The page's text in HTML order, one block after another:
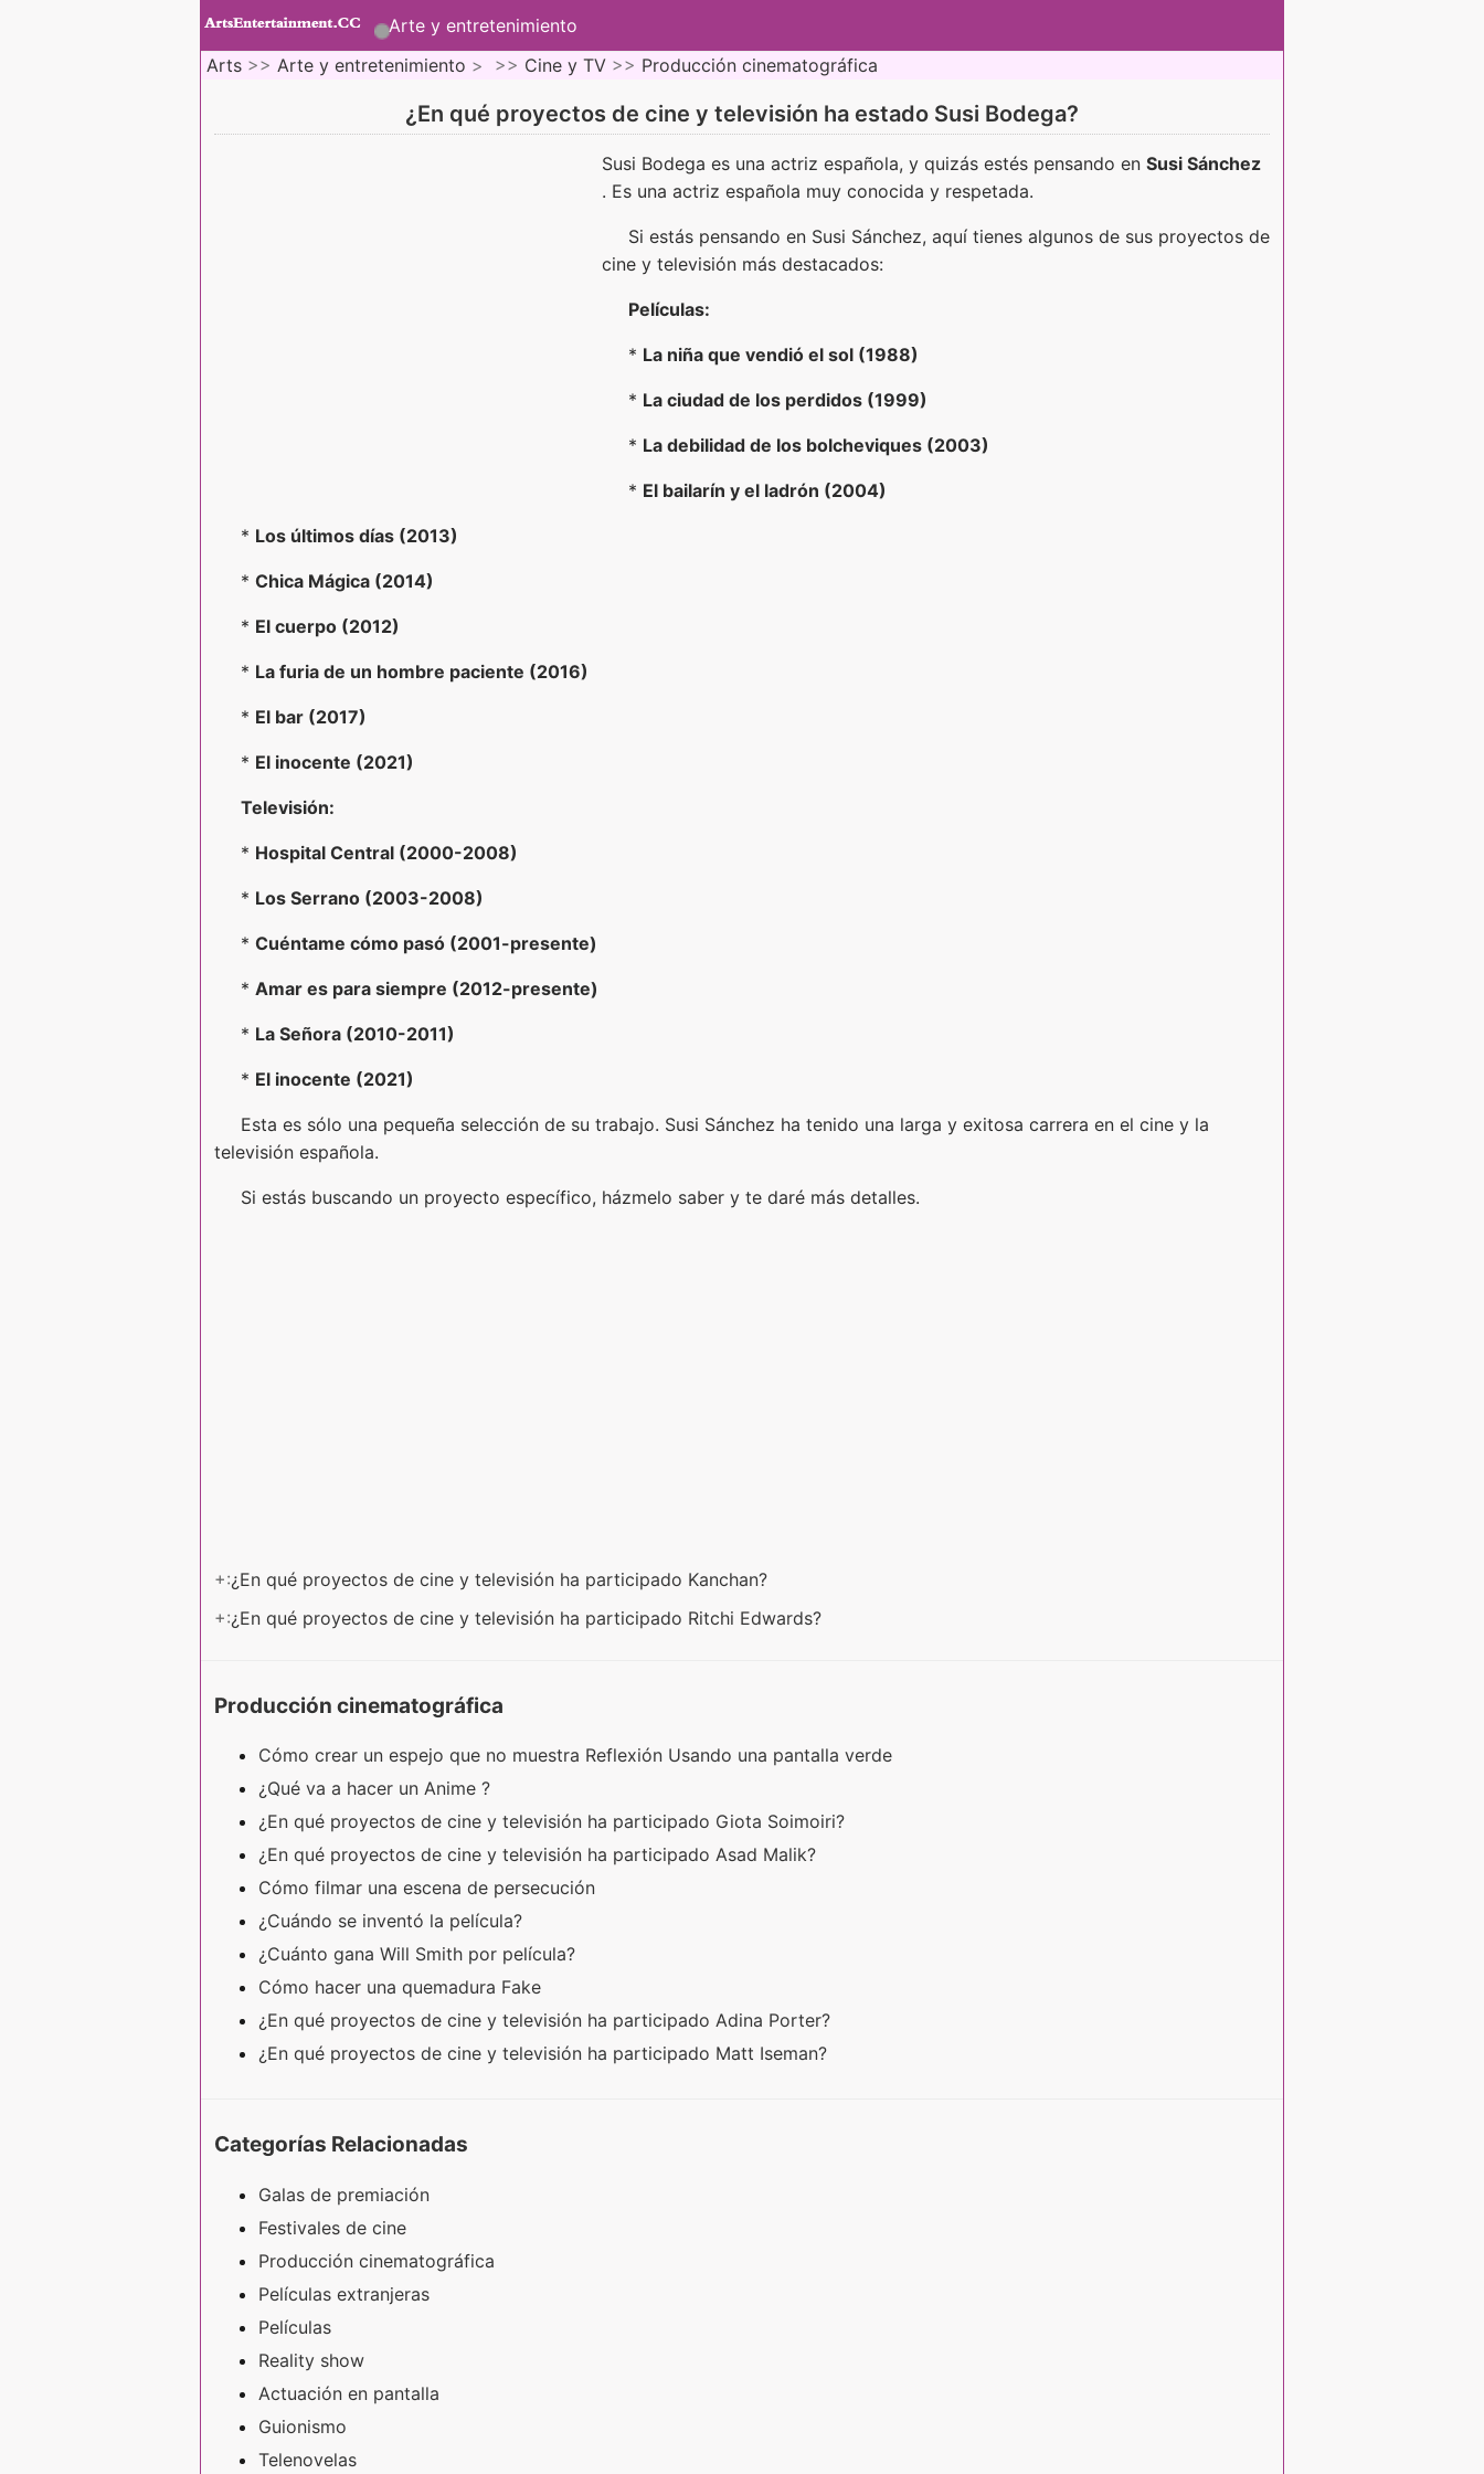
Arte y entretenimiento
Arts >> Arte y entretenimiento > >> Cine y TV >> Producción cinematográfica
¿En qué proyectos de cine y televisión ha estado Susi Bodega?
Susi Bodega es una actriz española, y quizás estés pensando en Susi Sánchez
. Es una actriz española muy conocida y respetada.
Si estás pensando en Susi Sánchez, aquí tienes algunos de sus proyectos de
cine y televisión más destacados:
Películas:
* La niña que vendió el sol (1988)
* La ciudad de los perdidos (1999)
* La debilidad de los bolcheviques (2003)
* El bailarín y el ladrón (2004)
* Los últimos días (2013)
* Chica Mágica (2014)
* El cuerpo (2012)
* La furia de un hombre paciente (2016)
* El bar (2017)
* El inocente (2021)
Televisión:
* Hospital Central (2000-2008)
* Los Serrano (2003-2008)
* Cuéntame cómo pasó (2001-presente)
* Amar es para siempre (2012-presente)
* La Señora (2010-2011)
* El inocente (2021)
Esta es sólo una pequeña selección de su trabajo. Susi Sánchez ha tenido una larga y exitosa carrera en el cine y la
televisión española.
Si estás buscando un proyecto específico, házmelo saber y te daré más detalles.
+:¿En qué proyectos de cine y televisión ha participado Kanchan?
+:¿En qué proyectos de cine y televisión ha participado Ritchi Edwards?
Producción cinematográfica
Cómo crear un espejo que no muestra Reflexión Usando una pantalla verde
¿Qué va a hacer un Anime ?
¿En qué proyectos de cine y televisión ha participado Giota Soimoiri?
¿En qué proyectos de cine y televisión ha participado Asad Malik?
Cómo filmar una escena de persecución
¿Cuándo se inventó la película?
¿Cuánto gana Will Smith por película?
Cómo hacer una quemadura Fake
¿En qué proyectos de cine y televisión ha participado Adina Porter?
¿En qué proyectos de cine y televisión ha participado Matt Iseman?
Categorías Relacionadas
Galas de premiación
Festivales de cine
Producción cinematográfica
Películas extranjeras
Películas
Reality show
Actuación en pantalla
Guionismo
Telenovelas